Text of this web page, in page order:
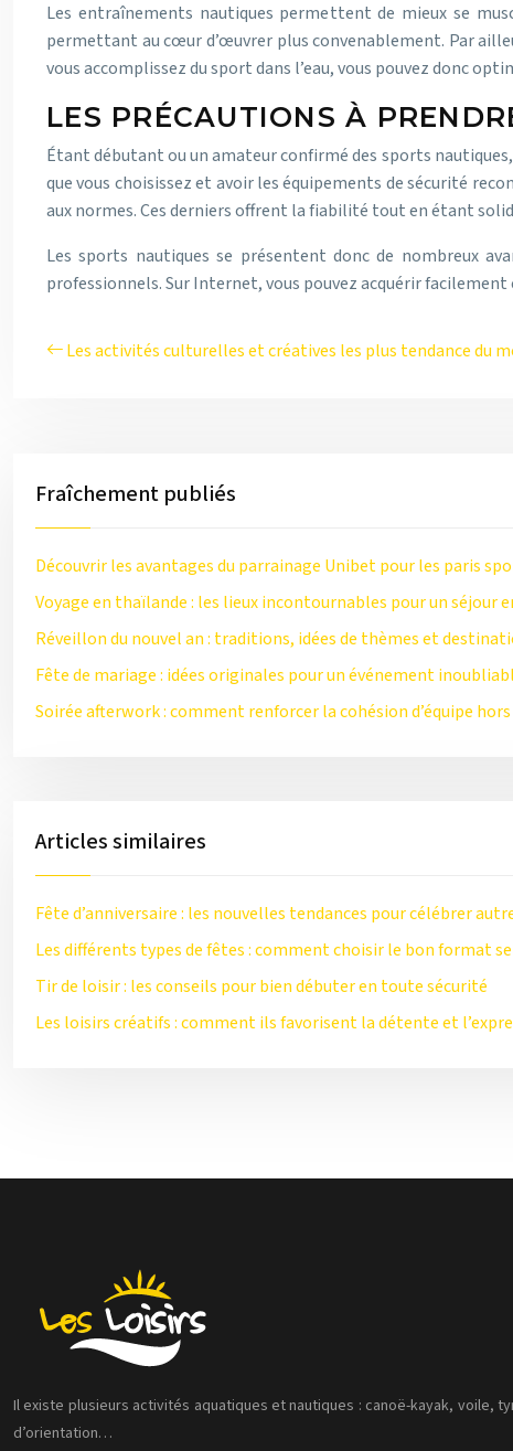
Les entraînements nautiques permettent de mieux se
permettant au cœur d’œuvrer plus convenablement. Par
vous accomplissez du sport dans l’eau, vous pouvez donc
LES PRÉCAUTIONS À
Étant débutant ou un amateur confirmé des sports
que vous choisissez et avoir les équipements de sécurité
aux normes. Ces derniers offrent la fiabilité tout en étant
Les sports nautiques se présentent donc de nombreux
professionnels. Sur Internet, vous pouvez acquérir
Les activités culturelles et créatives les plus tendance du
Fraîchement publiés
Découvrir les avantages du parrainage Unibet pour les paris
Voyage en thaïlande : les lieux incontournables pour un séjour
Réveillon du nouvel an : traditions, idées de thèmes et
Fête de mariage : idées originales pour un événement
Soirée afterwork : comment renforcer la cohésion d’équipe
Articles similaires
Fête d’anniversaire : les nouvelles tendances pour célébrer
Les différents types de fêtes : comment choisir le bon format
Tir de loisir : les conseils pour bien débuter en toute sécurité
Les loisirs créatifs : comment ils favorisent la détente et
Il existe plusieurs activités aquatiques et nautiques : canoë-kayak, voile,
d’orientation…